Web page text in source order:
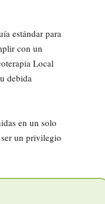
estándar para
con un
Local
debida
en un solo
un privilegio